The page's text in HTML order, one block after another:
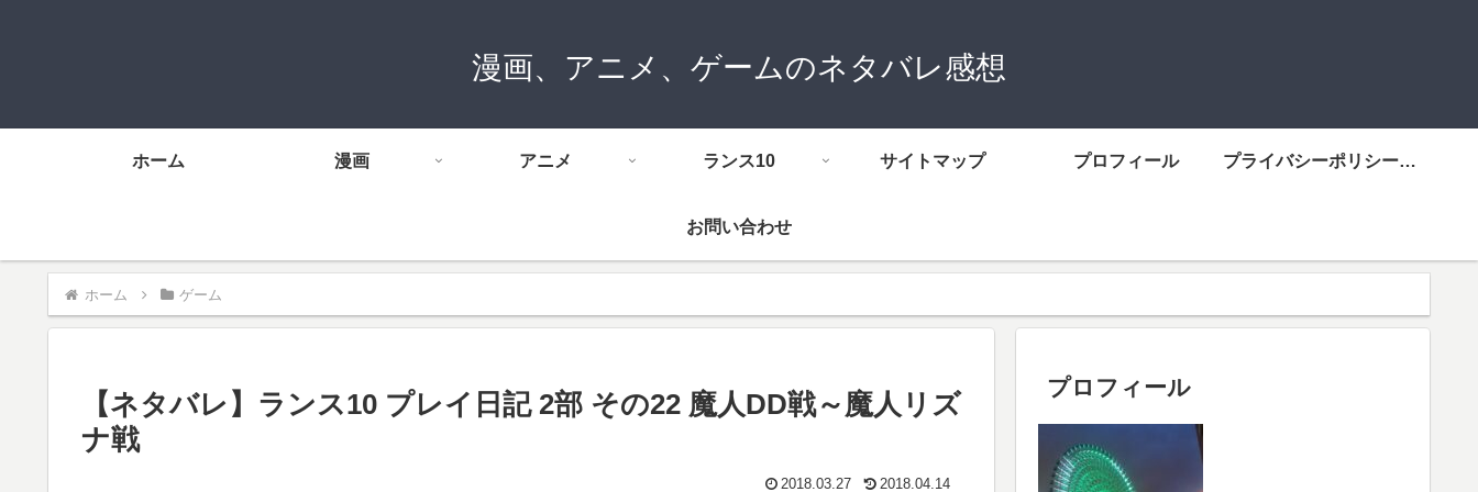
漫画、アニメ、ゲームのネタバレ感想
ホーム 漫画 アニメ ランス10 サイトマップ プロフィール プライバシーポリシーについて
お問い合わせ
ホーム ゲーム
【ネタバレ】ランス10 プレイ日記 2部 その22 魔人DD戦～魔人リズ
ナ戦
2018.03.27 2018.04.14
プロフィール